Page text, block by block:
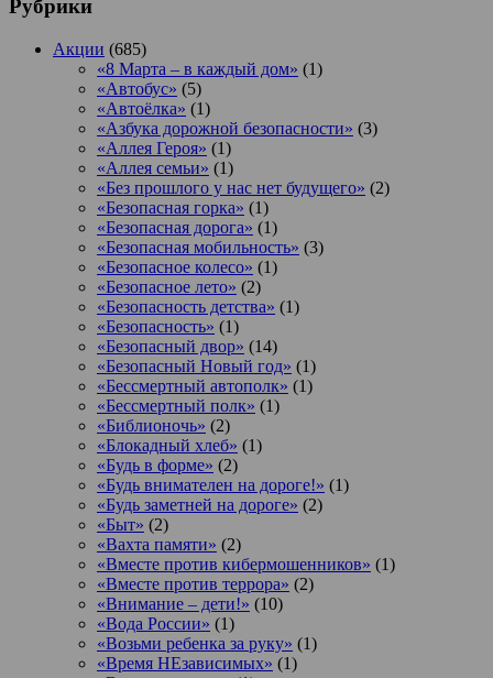
Рубрики
Акции (685)
«8 Марта – в каждый дом» (1)
«Автобус» (5)
«Автоёлка» (1)
«Азбука дорожной безопасности» (3)
«Аллея Героя» (1)
«Аллея семьи» (1)
«Без прошлого у нас нет будущего» (2)
«Безопасная горка» (1)
«Безопасная дорога» (1)
«Безопасная мобильность» (3)
«Безопасное колесо» (1)
«Безопасное лето» (2)
«Безопасность детства» (1)
«Безопасность» (1)
«Безопасный двор» (14)
«Безопасный Новый год» (1)
«Бессмертный автополк» (1)
«Бессмертный полк» (1)
«Библионочь» (2)
«Блокадный хлеб» (1)
«Будь в форме» (2)
«Будь внимателен на дороге!» (1)
«Будь заметней на дороге» (2)
«Быт» (2)
«Вахта памяти» (2)
«Вместе против кибермошенников» (1)
«Вместе против террора» (2)
«Внимание – дети!» (10)
«Вода России» (1)
«Возьми ребенка за руку» (1)
«Время НЕзависимых» (1)